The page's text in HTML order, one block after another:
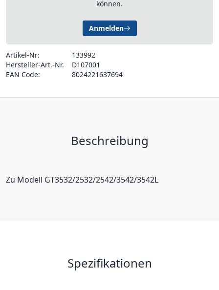
können.
Anmelden
Artikel-Nr:
133992
Hersteller-Art.-Nr.
D107001
EAN Code:
8024221637694
Beschreibung
Zu Modell GT3532/2532/2542/3542/3542L
Spezifikationen